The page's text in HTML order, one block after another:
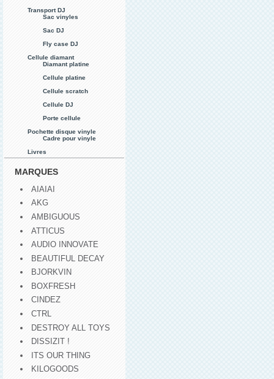
Transport DJ
Sac vinyles
Sac DJ
Fly case DJ
Cellule diamant
Diamant platine
Cellule platine
Cellule scratch
Cellule DJ
Porte cellule
Pochette disque vinyle
Cadre pour vinyle
Livres
MARQUES
AIAIAI
AKG
AMBIGUOUS
ATTICUS
AUDIO INNOVATE
BEAUTIFUL DECAY
BJORKVIN
BOXFRESH
CINDEZ
CTRL
DESTROY ALL TOYS
DISSIZIT !
ITS OUR THING
KILOGOODS